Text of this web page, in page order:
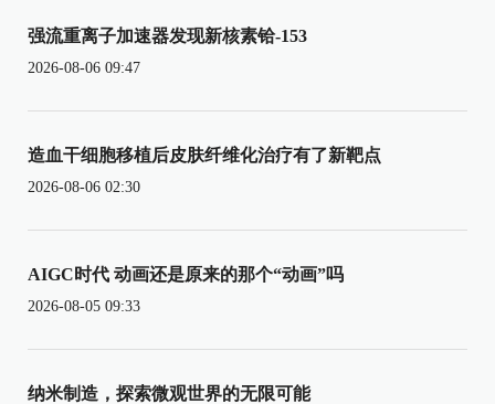
强流重离子加速器发现新核素铪-153
2026-08-06 09:47
造血干细胞移植后皮肤纤维化治疗有了新靶点
2026-08-06 02:30
AIGC时代 动画还是原来的那个“动画”吗
2026-08-05 09:33
纳米制造，探索微观世界的无限可能